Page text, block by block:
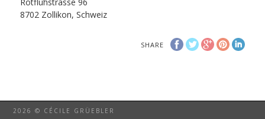
8702 Zollikon, Schweiz
SHARE
2026 © CÉCILE GRÜEBLER